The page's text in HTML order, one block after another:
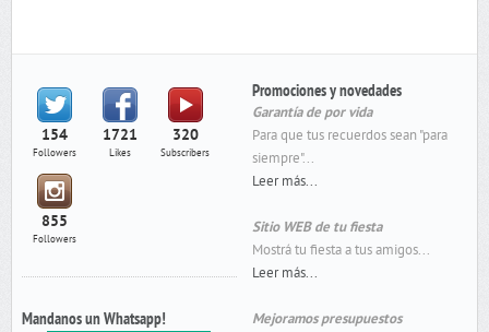
154
Followers
1721
Likes
320
Subscribers
855
Followers
Mandanos un Whatsapp!
Promociones y novedades
Garantía de por vida
Para que tus recuerdos sean "para
siempre"...
Leer más...
Sitio WEB de tu fiesta
Mostrá tu fiesta a tus amigos...
Leer más...
Mejoramos presupuestos